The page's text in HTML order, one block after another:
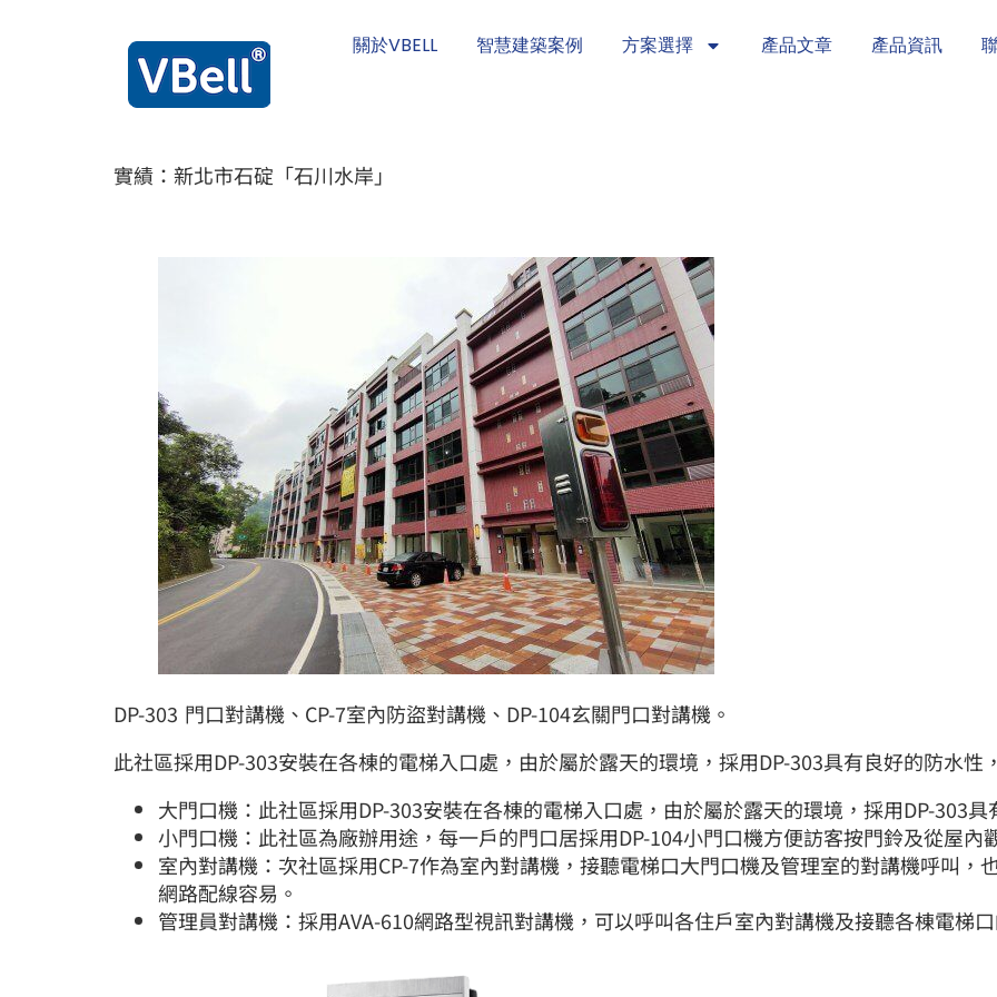
關於VBELL 智慧建築案例 方案選擇 產品文章 產品資訊
實績：新北市石碇「石川水岸」
DP-303 門口對講機、CP-7室內防盜對講機、DP-104玄關門口對講機。
此社區採用DP-303安裝在各棟的電梯入口處，由於屬於露天的環境，採用DP-303具有良好的防水性
大門口機：此社區採用DP-303安裝在各棟的電梯入口處，由於屬於露天的環境，採用DP-303
小門口機：此社區為廠辦用途，每一戶的門口居採用DP-104小門口機方便訪客按門鈴及從屋內
室內對講機：次社區採用CP-7作為室內對講機，接聽電梯口大門口機及管理室的對講機呼叫，
網路配線容易。
管理員對講機：採用AVA-610網路型視訊對講機，可以呼叫各住戶室內對講機及接聽各棟電梯